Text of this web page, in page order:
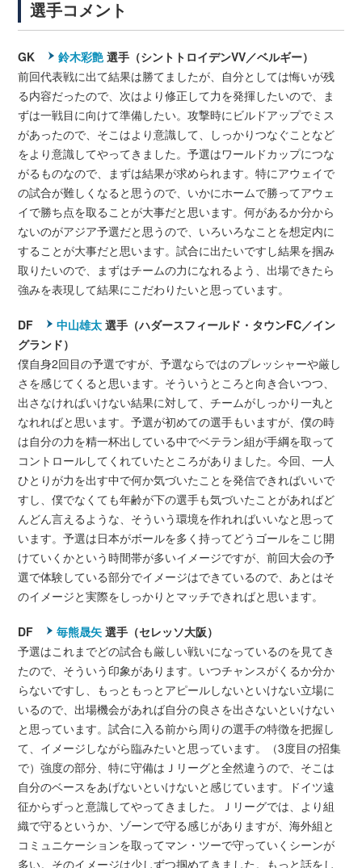
選手コメント
GK 鈴木彩艶 選手（シントトロイデンVV／ベルギー）
前回代表戦に出て結果は勝てましたが、自分としては悔いが残
る内容だったので、次はより修正して力を発揮したいので、ま
ずは一戦目に向けて準備したい。攻撃時にビルドアップでミス
があったので、そこはより意識して、しっかりつなぐことなど
をより意識してやってきました。予選はワールドカップにつな
がるものなので、まずは結果が求められます。特にアウェイで
の試合が難しくなると思うので、いかにホームで勝ってアウェ
イで勝ち点を取ることが大事だと思います。何があるか分から
ないのがアジア予選だと思うので、いろいろなことを想定内に
することが大事だと思います。試合に出たいですし結果を掴み
取りたいので、まずはチームの力になれるよう、出場できたら
強みを表現して結果にこだわりたいと思っています。
DF 中山雄太 選手（ハダースフィールド・タウンFC／イン
グランド）
僕自身2回目の予選ですが、予選ならではのプレッシャーや厳し
さを感じてくると思います。そういうところと向き合いつつ、
出さなければいけない結果に対して、チームがしっかり一丸と
なれればと思います。予選が初めての選手もいますが、僕の時
は自分の力を精一杯出している中でベテラン組が手綱を取って
コントロールしてくれていたところがありました。今回、一人
ひとりが力を出す中で何か気づいたことを発信できればいいで
すし、僕でなくても年齢が下の選手も気づいたことがあればど
んどん言えるような、そういう環境を作れればいいなと思って
います。予選は日本がボールを多く持ってどうゴールをこじ開
けていくかという時間帯が多いイメージですが、前回大会の予
選で体験している部分でイメージはできているので、あとはそ
のイメージと実際をしっかりとマッチできればと思います。
DF 毎熊晟矢 選手（セレッソ大阪）
予選はこれまでどの試合も厳しい戦いになっているのを見てき
たので、そういう印象があります。いつチャンスがくるか分か
らないですし、もっともっとアピールしないといけない立場に
いるので、出場機会があれば自分の良さを出さないといけない
と思っています。試合に入る前から周りの選手の特徴を把握し
て、イメージしながら臨みたいと思っています。（3度目の招集
で）強度の部分、特に守備はＪリーグと全然違うので、そこは
自分のベースをあげないといけないと感じています。ドイツ遠
征からずっと意識してやってきました。Ｊリーグでは、より組
織で守るというか、ゾーンで守る感じがありますが、海外組と
コミュニケーションを取ってマン・ツーで守っていくシーンが
多い。そのイメージは少しずつ掴めてきました。もっと話をし